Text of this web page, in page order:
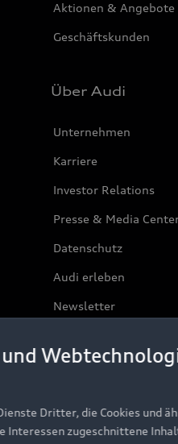
Aktionen & Angebote
Geschäftskunden
Über Audi
Unternehmen
Karriere
Investor Relations
Presse & Media
Datenschutz
Audi erleben
Newsletter
Dritter, die Cookies und
Interessen zugeschnittene